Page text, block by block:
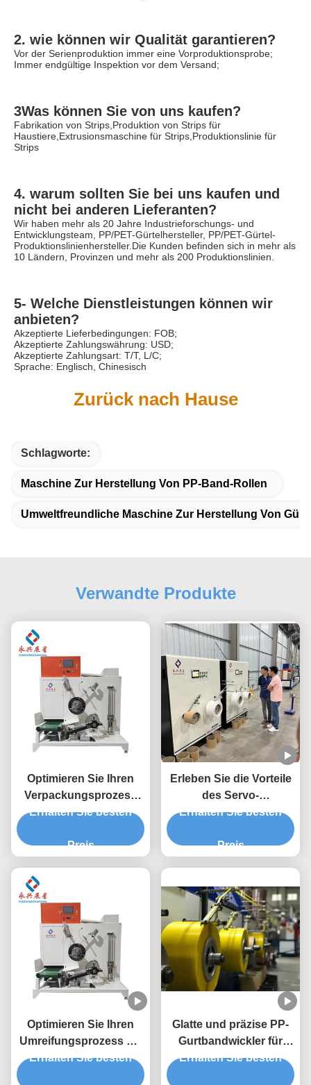
2. wie können wir Qualität garantieren?
Vor der Serienproduktion immer eine Vorproduktionsprobe;
Immer endgültige Inspektion vor dem Versand;
3Was können Sie von uns kaufen?
Fabrikation von Strips,Produktion von Strips für
Haustiere,Extrusionsmaschine für Strips,Produktionslinie für
Strips
4. warum sollten Sie bei uns kaufen und
nicht bei anderen Lieferanten?
Wir haben mehr als 20 Jahre Industrieforschungs- und
Entwicklungsteam, PP/PET-Gürtelhersteller, PP/PET-Gürtel-
Produktionslinienhersteller.Die Kunden befinden sich in mehr als
10 Ländern, Provinzen und mehr als 200 Produktionslinien.
5- Welche Dienstleistungen können wir
anbieten?
Akzeptierte Lieferbedingungen: FOB;
Akzeptierte Zahlungswährung: USD;
Akzeptierte Zahlungsart: T/T, L/C;
Sprache: Englisch, Chinesisch
Zurück nach Hause
Schlagworte:
Maschine Zur Herstellung Von PP-Band-Rollen
Umweltfreundliche Maschine Zur Herstellung Von
Verwandte Produkte
Optimieren Sie Ihren
Verpackungsprozess
mit dem PP-
einstellbarer
Erhalten Sie besten
Preis
Erleben Sie die Vorteile
des Servo-
Halbautomaten in Ihrer
Erhalten Sie besten
Preis
Optimieren Sie Ihren
Umreifungsprozess mit
leichtem PP-
Erhalten Sie besten
Glatte und präzise PP-
Gurtbandwickler für
leichte
Erhalten Sie besten